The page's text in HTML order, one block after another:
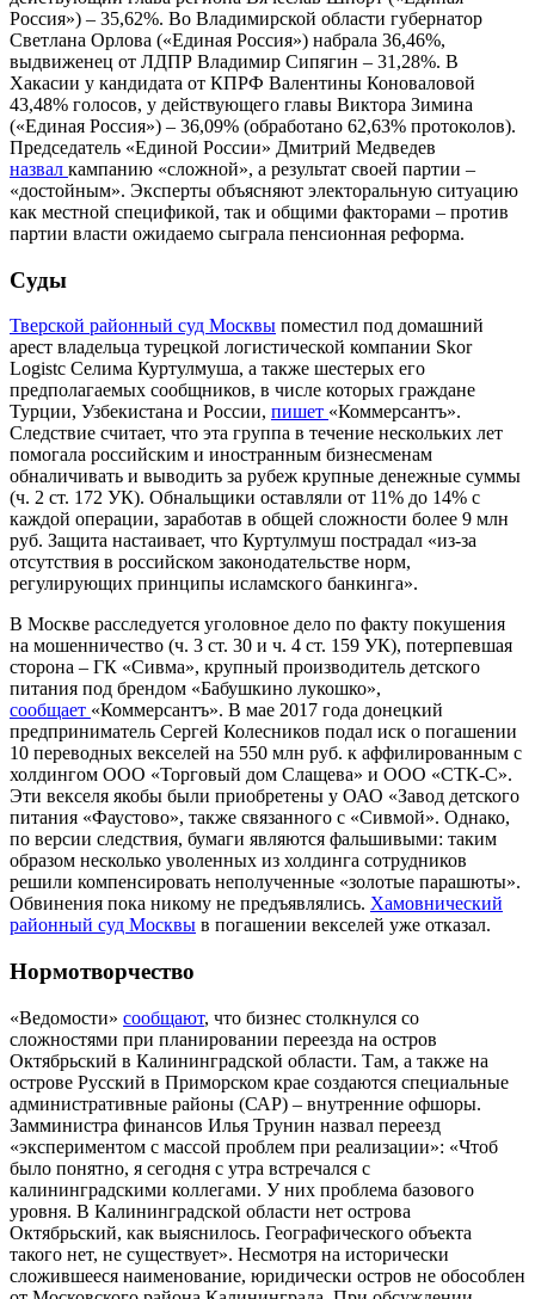
Россия») – 35,62%. Во Владимирской области губернатор
Светлана Орлова («Единая Россия») набрала 36,46%,
выдвиженец от ЛДПР Владимир Сипягин – 31,28%. В
Хакасии у кандидата от КПРФ Валентины Коноваловой
43,48% голосов, у действующего главы Виктора Зимина
(«Единая Россия») – 36,09% (обработано 62,63% протоколов).
Председатель «Единой России» Дмитрий Медведев
назвал кампанию «сложной», а результат своей партии –
«достойным». Эксперты объясняют электоральную ситуацию
как местной спецификой, так и общими факторами – против
партии власти ожидаемо сыграла пенсионная реформа.
Суды
Тверской районный суд Москвы поместил под домашний
арест владельца турецкой логистической компании Skor
Logistc Селима Куртулмуша, а также шестерых его
предполагаемых сообщников, в числе которых граждане
Турции, Узбекистана и России, пишет «Коммерсантъ».
Следствие считает, что эта группа в течение нескольких лет
помогала российским и иностранным бизнесменам
обналичивать и выводить за рубеж крупные денежные суммы
(ч. 2 ст. 172 УК). Обнальщики оставляли от 11% до 14% с
каждой операции, заработав в общей сложности более 9 млн
руб. Защита настаивает, что Куртулмуш пострадал «из-за
отсутствия в российском законодательстве норм,
регулирующих принципы исламского банкинга».
В Москве расследуется уголовное дело по факту покушения
на мошенничество (ч. 3 ст. 30 и ч. 4 ст. 159 УК), потерпевшая
сторона – ГК «Сивма», крупный производитель детского
питания под брендом «Бабушкино лукошко»,
сообщает «Коммерсантъ». В мае 2017 года донецкий
предприниматель Сергей Колесников подал иск о погашении
10 переводных векселей на 550 млн руб. к аффилированным с
холдингом ООО «Торговый дом Слащева» и ООО «СТК-С».
Эти векселя якобы были приобретены у ОАО «Завод детского
питания «Фаустово», также связанного с «Сивмой». Однако,
по версии следствия, бумаги являются фальшивыми: таким
образом несколько уволенных из холдинга сотрудников
решили компенсировать неполученные «золотые парашюты».
Обвинения пока никому не предъявлялись. Хамовнический
районный суд Москвы в погашении векселей уже отказал.
Нормотворчество
«Ведомости» сообщают, что бизнес столкнулся со
сложностями при планировании переезда на остров
Октябрьский в Калининградской области. Там, а также на
острове Русский в Приморском крае создаются специальные
административные районы (САР) – внутренние офшоры.
Замминистра финансов Илья Трунин назвал переезд
«экспериментом с массой проблем при реализации»: «Чтоб
было понятно, я сегодня с утра встречался с
калининградскими коллегами. У них проблема базового
уровня. В Калининградской области нет острова
Октябрьский, как выяснилось. Географического объекта
такого нет, не существует». Несмотря на исторически
сложившееся наименование, юридически остров не обособлен